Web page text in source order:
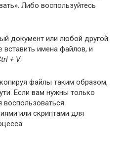
Либо воспользуйтесь
документ или любой другой
вставить имена файлов, и
+ V.
файлы таким образом,
Если вам нужны только
воспользоваться
или скриптами для